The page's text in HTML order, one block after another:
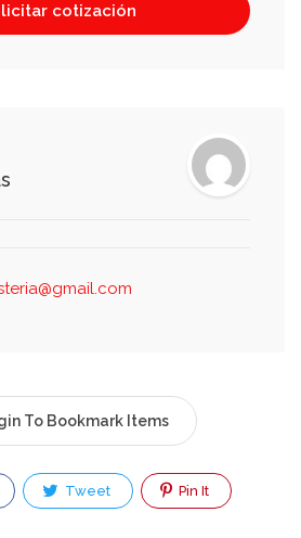
To Bookmark Items
Tweet Pin It